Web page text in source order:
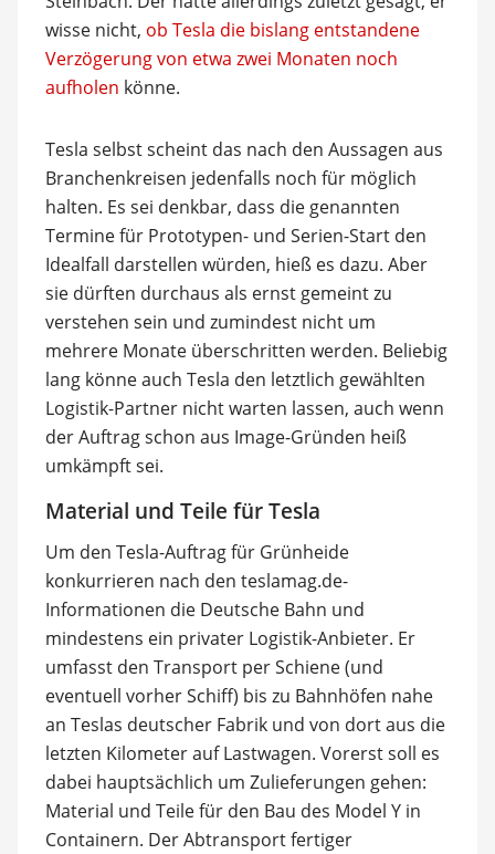
wisse nicht, ob Tesla die bislang entstandene
Verzögerung von etwa zwei Monaten noch
aufholen könne.
Tesla selbst scheint das nach den Aussagen aus
Branchenkreisen jedenfalls noch für möglich
halten. Es sei denkbar, dass die genannten
Termine für Prototypen- und Serien-Start den
Idealfall darstellen würden, hieß es dazu. Aber
sie dürften durchaus als ernst gemeint zu
verstehen sein und zumindest nicht um
mehrere Monate überschritten werden. Beliebig
lang könne auch Tesla den letztlich gewählten
Logistik-Partner nicht warten lassen, auch wenn
der Auftrag schon aus Image-Gründen heiß
umkämpft sei.
Material und Teile für Tesla
Um den Tesla-Auftrag für Grünheide
konkurrieren nach den teslamag.de-
Informationen die Deutsche Bahn und
mindestens ein privater Logistik-Anbieter. Er
umfasst den Transport per Schiene (und
eventuell vorher Schiff) bis zu Bahnhöfen nahe
an Teslas deutscher Fabrik und von dort aus die
letzten Kilometer auf Lastwagen. Vorerst soll es
dabei hauptsächlich um Zulieferungen gehen:
Material und Teile für den Bau des Model Y in
Containern. Der Abtransport fertiger